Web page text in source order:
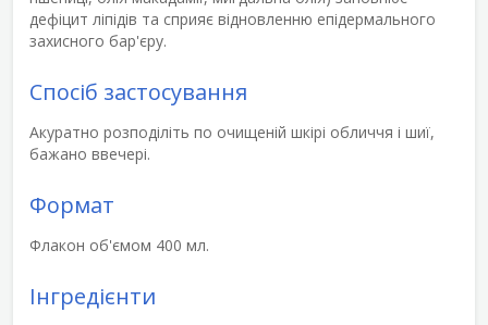
дефіцит ліпідів та сприяє відновленню епідермального
захисного бар'єру.
Спосіб застосування
Акуратно розподіліть по очищеній шкірі обличчя і шиї,
бажано ввечері.
Формат
Флакон об'ємом 400 мл.
Інгредієнти